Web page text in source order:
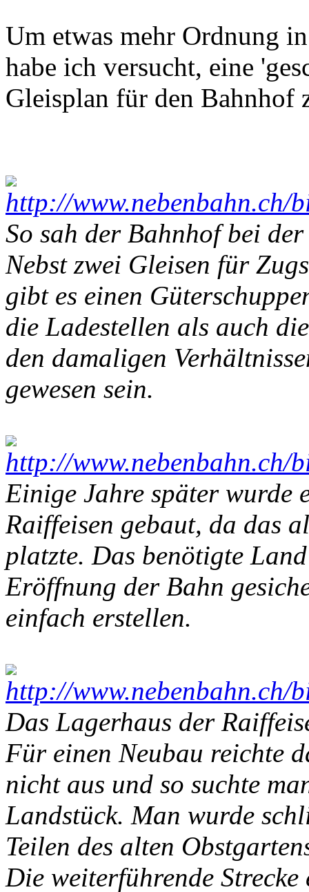
Um etwas mehr Ordnung
habe ich versucht, eine
Gleisplan für den Bahnhof
So sah der Bahnhof bei
Nebst zwei Gleisen für
gibt es einen
die Ladestellen als auch
den damaligen
gewesen sein.
Einige Jahre später wurde
Raiffeisen gebaut, da das
platzte. Das benötigte
Eröffnung der Bahn
einfach erstellen.
Das Lagerhaus der
Für einen Neubau reichte
nicht aus und so suchte
Landstück. Man wurde
Teilen des alten
Die weiterführende